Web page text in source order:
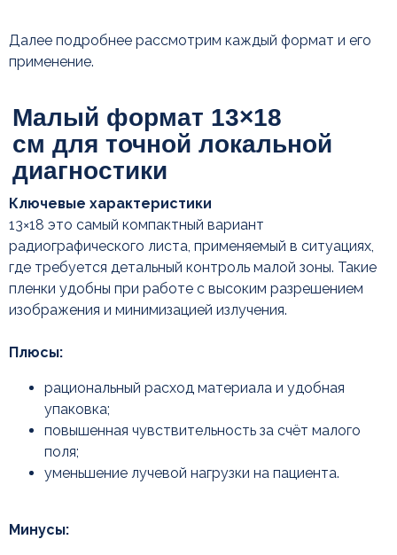
Далее подробнее рассмотрим каждый формат и его
применение.
Ключевые характеристики
13×18 это самый компактный вариант
радиографического листа, применяемый в ситуациях,
где требуется детальный контроль малой зоны. Такие
пленки удобны при работе с высоким разрешением
изображения и минимизацией излучения.
Плюсы:
рациональный расход материала и удобная
упаковка;
повышенная чувствительность за счёт малого
поля;
уменьшение лучевой нагрузки на пациента.
Минусы:
Универсальный формат
18×24 см: рабочая «лошадка»
рентген-кабинета